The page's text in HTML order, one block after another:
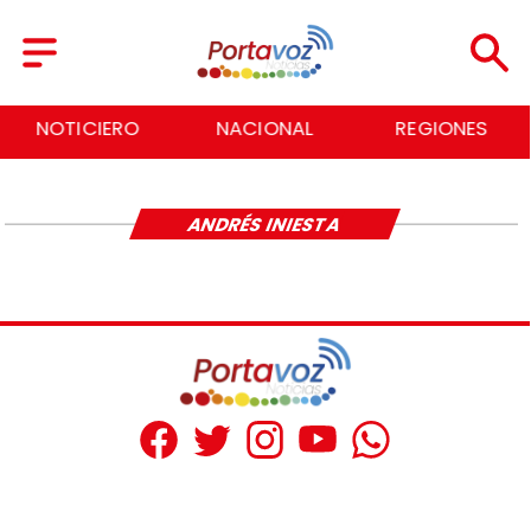
NOTICIERO NACIONAL REGIONES
ANDRÉS INIESTA